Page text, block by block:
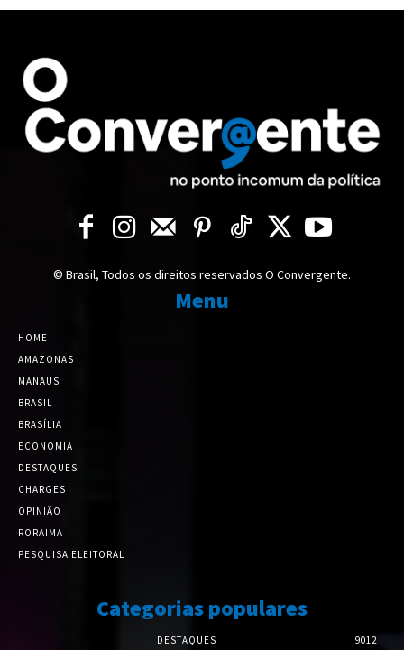
© Brasil, Todos os direitos reservados O Convergente.
Menu
HOME
AMAZONAS
MANAUS
BRASIL
BRASÍLIA
ECONOMIA
DESTAQUES
CHARGES
OPINIÃO
RORAIMA
PESQUISA ELEITORAL
Categorias populares
DESTAQUES 9012